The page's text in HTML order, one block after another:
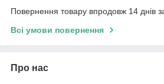
Повернення товару впродовж 14 днів
Всі умови повернення
Про нас